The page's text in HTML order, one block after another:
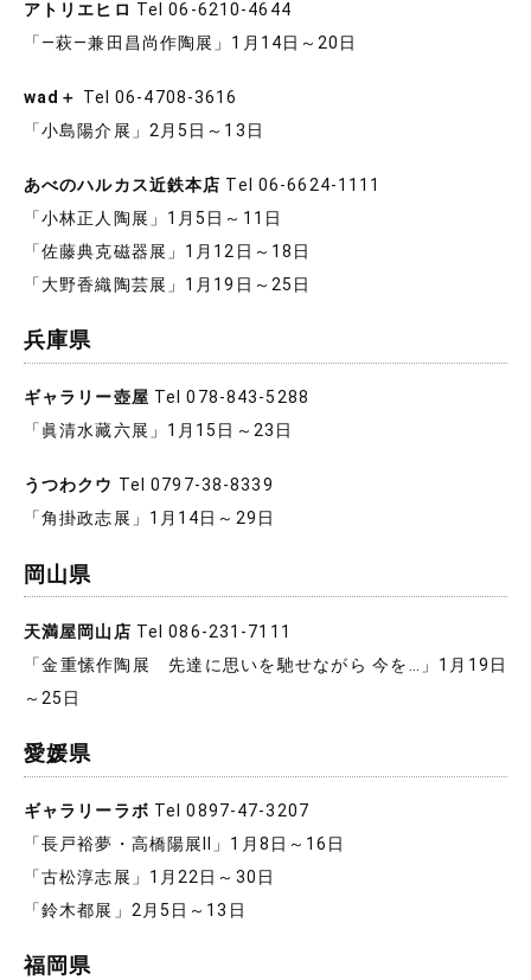
アトリエヒロ Tel 06-6210-4644
「―萩―兼田昌尚作陶展」1月14日～20日
wad＋ Tel 06-4708-3616
「小島陽介展」2月5日～13日
あべのハルカス近鉄本店 Tel 06-6624-1111
「小林正人陶展」1月5日～11日
「佐藤典克磁器展」1月12日～18日
「大野香織陶芸展」1月19日～25日
兵庫県
ギャラリー壺屋 Tel 078-843-5288
「眞清水藏六展」1月15日～23日
うつわクウ Tel 0797-38-8339
「角掛政志展」1月14日～29日
岡山県
天満屋岡山店 Tel 086-231-7111
「金重愫作陶展 先達に思いを馳せながら 今を…」1月19日
～25日
愛媛県
ギャラリーラボ Tel 0897-47-3207
「長戸裕夢・高橋陽展Ⅱ」1月8日～16日
「古松淳志展」1月22日～30日
「鈴木都展」2月5日～13日
福岡県